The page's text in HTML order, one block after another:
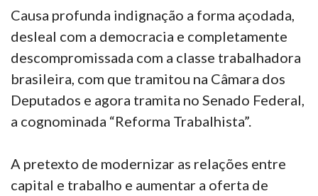
Causa profunda indignação a forma açodada,
desleal com a democracia e completamente
descompromissada com a classe trabalhadora
brasileira, com que tramitou na Câmara dos
Deputados e agora tramita no Senado Federal,
a cognominada “Reforma Trabalhista”.
A pretexto de modernizar as relações entre
capital e trabalho e aumentar a oferta de